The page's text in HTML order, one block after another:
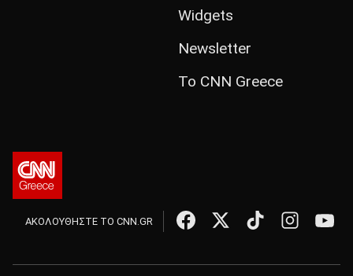
Widgets
Newsletter
Το CNN Greece
ΑΚΟΛΟΥΘΗΣΤΕ ΤΟ CNN.GR